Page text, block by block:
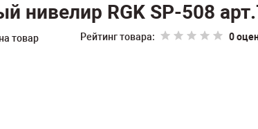
нивелир RGK SP-508
Рейтинг товара: 0